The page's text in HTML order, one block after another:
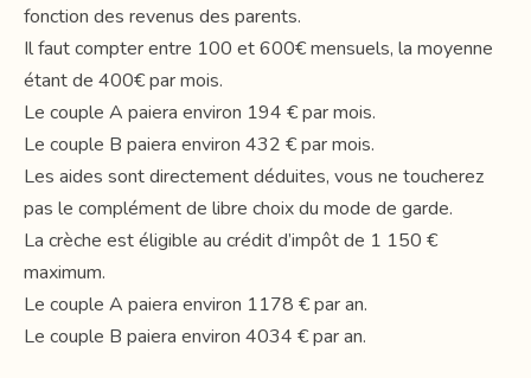
fonction des revenus des parents.
Il faut compter entre 100 et 600€ mensuels, la moyenne
étant de 400€ par mois.
Le couple A paiera environ 194 € par mois.
Le couple B paiera environ 432 € par mois.
Les aides sont directement déduites, vous ne toucherez
pas le complément de libre choix du mode de garde.
La crèche est éligible au crédit d’impôt de 1 150 €
maximum.
Le couple A paiera environ 1178 € par an.
Le couple B paiera environ 4034 € par an.